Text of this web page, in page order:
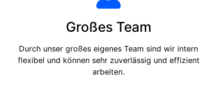
Großes Team
Durch unser großes eigenes Team sind wir intern
flexibel und können sehr zuverlässig und effizient
arbeiten.